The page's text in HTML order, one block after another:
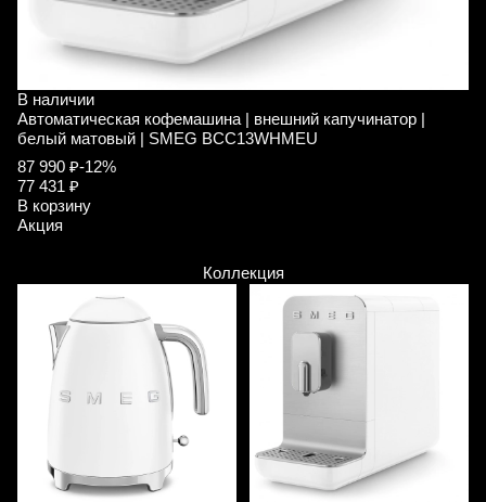
В наличии
Автоматическая кофемашина | внешний капучинатор |
белый матовый | SMEG BCC13WHMEU
87 990 ₽-12%
77 431 ₽
В корзину
Акция
Коллекция